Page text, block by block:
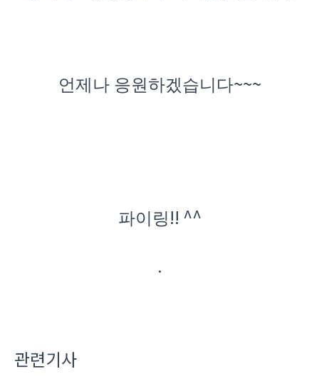
언제나 응원하겠습니다~~~
파이링!! ^^
.
관련기사